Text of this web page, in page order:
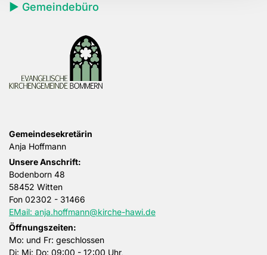
► Gemeindebüro
Gemeindesekretärin
Anja Hoffmann
Unsere Anschrift:
Bodenborn 48
58452 Witten
Fon 02302 - 31466
EMail: anja.hoffmann@kirche-hawi.de
Öffnungszeiten:
Mo: und Fr: geschlossen
Di: Mi: Do: 09:00 - 12:00 Uhr,